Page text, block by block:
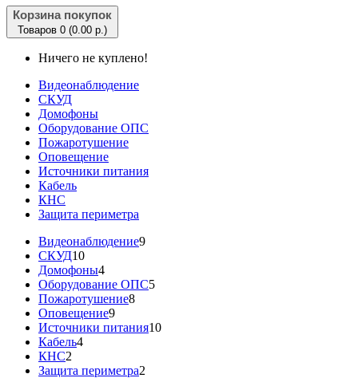
Корзина покупок
Товаров 0 (0.00 р.)
Ничего не куплено!
Видеонаблюдение
СКУД
Домофоны
Оборудование ОПС
Пожаротушение
Оповещение
Источники питания
Кабель
КНС
Защита периметра
Видеонаблюдение9
СКУД10
Домофоны4
Оборудование ОПС5
Пожаротушение8
Оповещение9
Источники питания10
Кабель4
КНС2
Защита периметра2